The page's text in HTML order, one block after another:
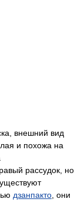
внешний вид
и похожа на
рассудок, но
дзанпакто, они